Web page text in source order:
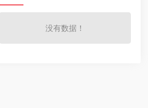
没有数据！